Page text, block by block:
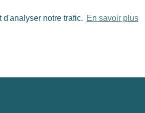
notre trafic. En savoir plus